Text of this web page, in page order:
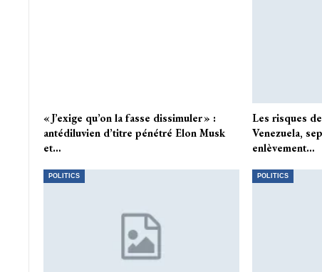
« J’exige qu’on la fasse dissimuler » :
antédiluvien d’titre pénétré Elon Musk
et…
Les risques
Venezuela,
enlèvement…
POLITICS POLITICS